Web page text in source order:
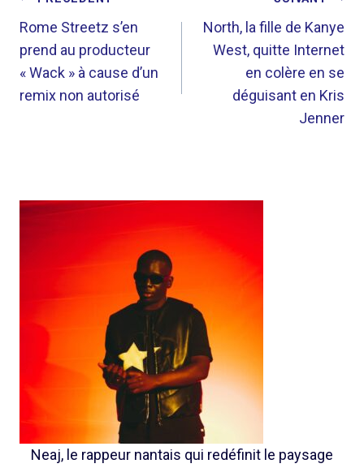
DE
L’ARTICLE
Rome Streetz s’en
prend au producteur
« Wack » à cause d’un
remix non autorisé
North, la fille de Kanye
West, quitte Internet
en colère en se
déguisant en Kris
Jenner
Neaj, le rappeur nantais qui redéfinit le paysage